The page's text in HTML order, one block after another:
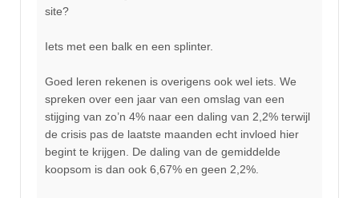
site?
Iets met een balk en een splinter.
Goed leren rekenen is overigens ook wel iets. We
spreken over een jaar van een omslag van een
stijging van zo’n 4% naar een daling van 2,2% terwijl
de crisis pas de laatste maanden echt invloed hier
begint te krijgen. De daling van de gemiddelde
koopsom is dan ook 6,67% en geen 2,2%.